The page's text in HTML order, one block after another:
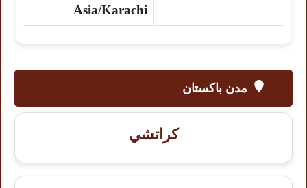
Asia/Karachi
مدن باكستان
كراتشي